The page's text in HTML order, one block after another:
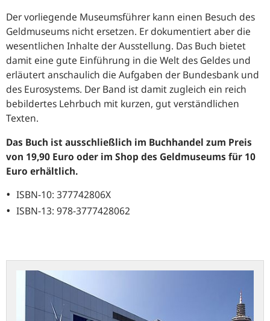
Der vorliegende Museumsführer kann einen Besuch des
Geldmuseums nicht ersetzen. Er dokumentiert aber die
wesentlichen Inhalte der Ausstellung. Das Buch bietet
damit eine gute Einführung in die Welt des Geldes und
erläutert anschaulich die Aufgaben der Bundesbank und
des Eurosystems. Der Band ist damit zugleich ein reich
bebildertes Lehrbuch mit kurzen, gut verständlichen
Texten.
Das Buch ist ausschließlich im Buchhandel zum Preis
von 19,90 Euro oder im Shop des Geldmuseums für 10
Euro erhältlich.
ISBN-10: 377742806X
ISBN-13: 978-3777428062
Geldmuseum